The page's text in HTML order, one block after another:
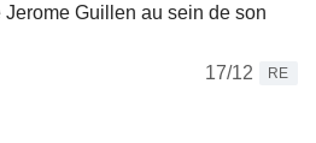
Guillen au sein de son
17/12
RE